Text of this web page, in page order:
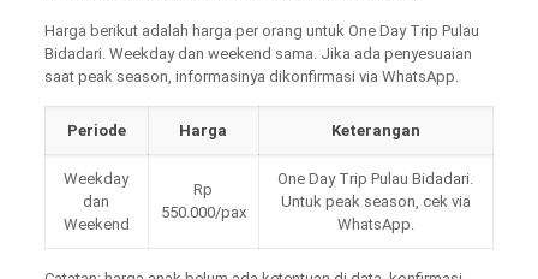
Harga berikut adalah harga per orang untuk One Day Trip Pulau
Bidadari. Weekday dan weekend sama. Jika ada penyesuaian
saat peak season, informasinya dikonfirmasi via WhatsApp.
Periode Harga Keterangan
Weekday
dan
Weekend
Rp
550.000/pax
One Day Trip Pulau Bidadari.
Untuk peak season, cek via
WhatsApp.